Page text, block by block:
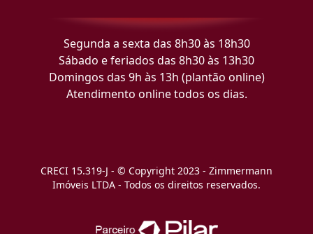
Segunda a sexta das 8h30 às 18h30
Sábado e feriados das 8h30 às 13h30
Domingos das 9h às 13h (plantão online)
Atendimento online todos os dias.
CRECI 15.319-J - © Copyright 2023 - Zimmermann
Imóveis LTDA - Todos os direitos reservados.